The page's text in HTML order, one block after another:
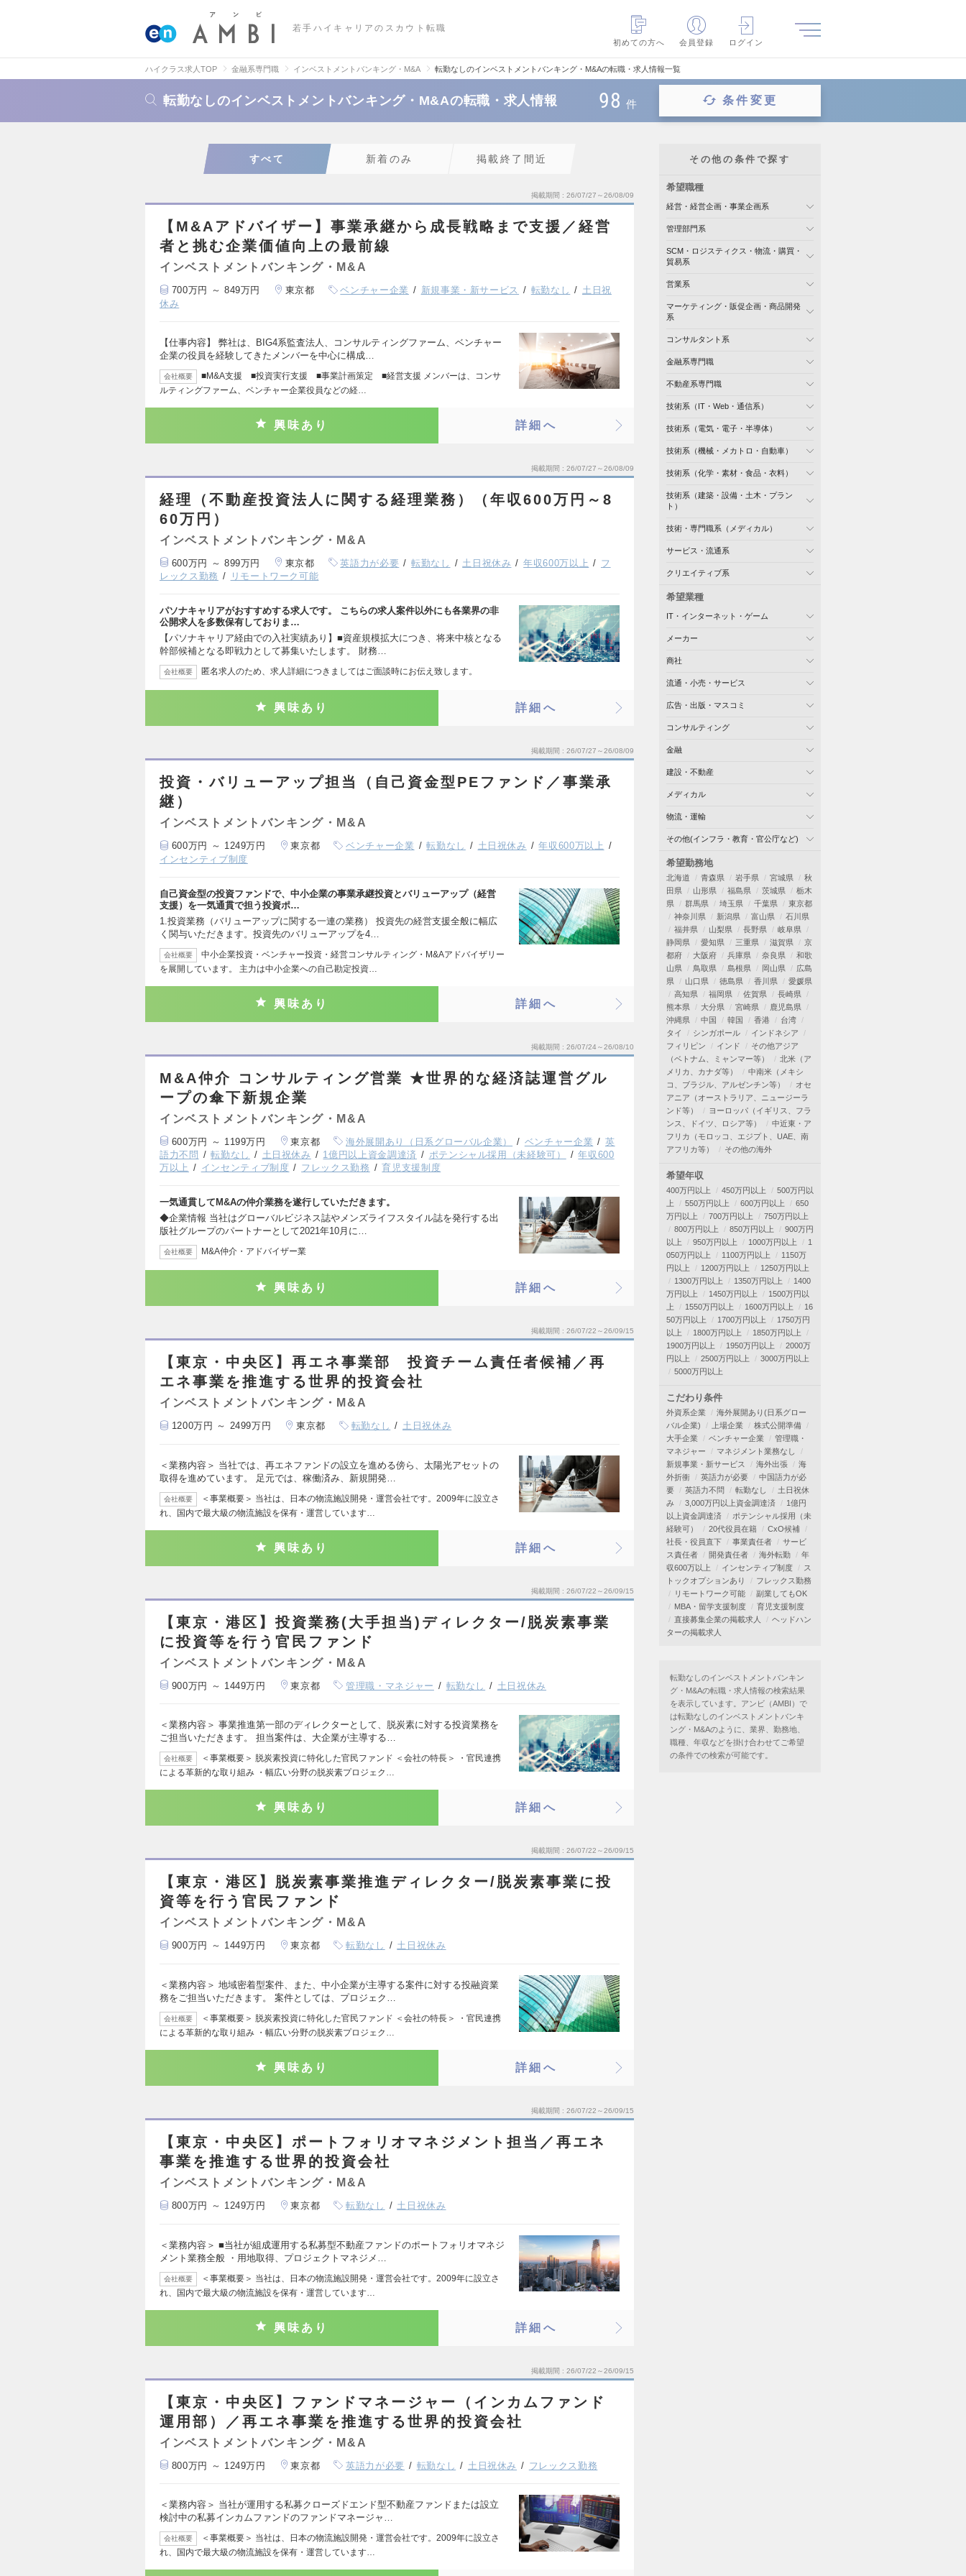
若手ハイキャリアのスカウト転職
初めての方へ
会員登録 ログイン
ハイクラス求人TOP 金融系専門職 インベストメントバンキング・M&A 転勤なしのインベストメントバンキング・M&Aの転職・求人情報一覧
転勤なしのインベストメントバンキング・M&Aの転職・求人情報 98 件 条件変更
すべて 新着のみ 掲載終了間近
掲載期間 26/07/27～26/08/09
【M&Aアドバイザー】事業承継から成長戦略まで支援／経営
者と挑む企業価値向上の最前線
インベストメントバンキング・M&A
700万円 ～ 849万円 東京都 ベンチャー企業 新規事業・新サービス 転勤なし
土日祝
休み
【仕事内容】 弊社は、BIG4系監査法人、コンサルティングファーム、ベンチャー
企業の役員を経験してきたメンバーを中心に構成…
会社概要
■M&A支援 ■投資実行支援 ■事業計画策定 ■経営支援 メンバーは、コンサ
ルティングファーム、ベンチャー企業役員などの経…
興味あり 詳細へ
掲載期間 26/07/27～26/08/09
経理（不動産投資法人に関する経理業務）（年収600万円～8
60万円）
インベストメントバンキング・M&A
600万円 ～ 899万円 東京都 英語力が必要 転勤なし 土日祝休み 年収600万以上
フ
レックス勤務
リモートワーク可能
パソナキャリアがおすすめする求人です。 こちらの求人案件以外にも各業界の非
公開求人を多数保有しておりま…
【パソナキャリア経由での入社実績あり】■資産規模拡大につき、将来中核となる
幹部候補となる即戦力として募集いたします。 財務…
会社概要 匿名求人のため、求人詳細につきましてはご面談時にお伝え致します。
興味あり 詳細へ
掲載期間 26/07/27～26/08/09
投資・バリューアップ担当（自己資金型PEファンド／事業承
継）
インベストメントバンキング・M&A
600万円 ～ 1249万円 東京都 ベンチャー企業 転勤なし 土日祝休み
年収600万以上
インセンティブ制度
自己資金型の投資ファンドで、中小企業の事業承継投資とバリューアップ（経営
支援）を一気通貫で担う投資ポ…
1.投資業務（バリューアップに関する一連の業務） 投資先の経営支援全般に幅広
く関与いただきます。投資先のバリューアップを4…
会社概要
中小企業投資・ベンチャー投資・経営コンサルティング・M&Aアドバイザリー
を展開しています。 主力は中小企業への自己勘定投資…
興味あり 詳細へ
掲載期間 26/07/24～26/08/10
M&A仲介 コンサルティング営業 ★世界的な経済誌運営グル
ープの傘下新規企業
インベストメントバンキング・M&A
600万円 ～ 1199万円 東京都 海外展開あり（日系グローバル企業） ベンチャー企業
英
語力不問
転勤なし 土日祝休み 1億円以上資金調達済 ポテンシャル採用（未経験可）
年収600
万以上
インセンティブ制度 フレックス勤務 育児支援制度
一気通貫してM&Aの仲介業務を遂行していただきます。
◆企業情報 当社はグローバルビジネス誌やメンズライフスタイル誌を発行する出
版社グループのパートナーとして2021年10月に…
会社概要 M&A仲介・アドバイザー業
興味あり 詳細へ
掲載期間 26/07/22～26/09/15
【東京・中央区】再エネ事業部 投資チーム責任者候補／再
エネ事業を推進する世界的投資会社
インベストメントバンキング・M&A
1200万円 ～ 2499万円 東京都 転勤なし 土日祝休み
＜業務内容＞ 当社では、再エネファンドの設立を進める傍ら、太陽光アセットの
取得を進めています。 足元では、稼働済み、新規開発…
会社概要
＜事業概要＞ 当社は、日本の物流施設開発・運営会社です。2009年に設立さ
れ、国内で最大級の物流施設を保有・運営しています…
興味あり 詳細へ
掲載期間 26/07/22～26/09/15
【東京・港区】投資業務(大手担当)ディレクター/脱炭素事業
に投資等を行う官民ファンド
インベストメントバンキング・M&A
900万円 ～ 1449万円 東京都 管理職・マネジャー 転勤なし 土日祝休み
＜業務内容＞ 事業推進第一部のディレクターとして、脱炭素に対する投資業務を
ご担当いただきます。 担当案件は、大企業が主導する…
会社概要
＜事業概要＞ 脱炭素投資に特化した官民ファンド ＜会社の特長＞ ・官民連携
による革新的な取り組み ・幅広い分野の脱炭素プロジェク…
興味あり 詳細へ
掲載期間 26/07/22～26/09/15
【東京・港区】脱炭素事業推進ディレクター/脱炭素事業に投
資等を行う官民ファンド
インベストメントバンキング・M&A
900万円 ～ 1449万円 東京都 転勤なし 土日祝休み
＜業務内容＞ 地域密着型案件、また、中小企業が主導する案件に対する投融資業
務をご担当いただきます。 案件としては、プロジェク…
会社概要
＜事業概要＞ 脱炭素投資に特化した官民ファンド ＜会社の特長＞ ・官民連携
による革新的な取り組み ・幅広い分野の脱炭素プロジェク…
興味あり 詳細へ
掲載期間 26/07/22～26/09/15
【東京・中央区】ポートフォリオマネジメント担当／再エネ
事業を推進する世界的投資会社
インベストメントバンキング・M&A
800万円 ～ 1249万円 東京都 転勤なし 土日祝休み
＜業務内容＞ ■当社が組成運用する私募型不動産ファンドのポートフォリオマネジ
メント業務全般 ・用地取得、プロジェクトマネジメ…
会社概要
＜事業概要＞ 当社は、日本の物流施設開発・運営会社です。2009年に設立さ
れ、国内で最大級の物流施設を保有・運営しています…
興味あり 詳細へ
掲載期間 26/07/22～26/09/15
【東京・中央区】ファンドマネージャー（インカムファンド
運用部）／再エネ事業を推進する世界的投資会社
インベストメントバンキング・M&A
800万円 ～ 1249万円 東京都 英語力が必要 転勤なし 土日祝休み フレックス勤務
＜業務内容＞ 当社が運用する私募クローズドエンド型不動産ファンドまたは設立
検討中の私募インカムファンドのファンドマネージャ…
会社概要
＜事業概要＞ 当社は、日本の物流施設開発・運営会社です。2009年に設立さ
れ、国内で最大級の物流施設を保有・運営しています…
その他の条件で探す
希望職種
経営・経営企画・事業企画系
管理部門系
SCM・ロジスティクス・物流・購買・
貿易系
営業系
マーケティング・販促企画・商品開発
系
コンサルタント系
金融系専門職
不動産系専門職
技術系（IT・Web・通信系）
技術系（電気・電子・半導体）
技術系（機械・メカトロ・自動車）
技術系（化学・素材・食品・衣料）
技術系（建築・設備・土木・プラン
ト）
技術・専門職系（メディカル）
サービス・流通系
クリエイティブ系
希望業種
IT・インターネット・ゲーム
メーカー
商社
流通・小売・サービス
広告・出版・マスコミ
コンサルティング
金融
建設・不動産
メディカル
物流・運輸
その他(インフラ・教育・官公庁など)
希望勤務地
北海道 青森県 岩手県 宮城県
秋
田県
山形県 福島県 茨城県
栃木
県
群馬県 埼玉県 千葉県
東京都
神奈川県
新潟県 富山県
石川県
福井県
山梨県 長野県
岐阜県
静岡県
愛知県 三重県 滋賀県
京
都府
大阪府 兵庫県 奈良県
和歌
山県
鳥取県 島根県 岡山県
広島
県
山口県 徳島県 香川県
愛媛県
高知県
福岡県 佐賀県
長崎県
熊本県
大分県 宮崎県
鹿児島県
沖縄県
中国 韓国 香港
台湾
タイ
シンガポール
インドネシア
フィリピン
インド
その他アジア
（ベトナム、ミャンマー等）
北米（ア
メリカ、カナダ等）
中南米（メキシ
コ、ブラジル、アルゼンチン等）
オセ
アニア（オーストラリア、ニュージーラ
ンド等）
ヨーロッパ（イギリス、フラ
ンス、ドイツ、ロシア等）
中近東・ア
フリカ（モロッコ、エジプト、UAE、南
アフリカ等）
その他の海外
希望年収
400万円以上 450万円以上
500万円以
上
550万円以上 600万円以上
650
万円以上
700万円以上
750万円以上
800万円以上
850万円以上
900万円
以上
950万円以上 1000万円以上
1
050万円以上
1100万円以上
1150万
円以上
1200万円以上
1250万円以上
1300万円以上
1350万円以上
1400
万円以上
1450万円以上
1500万円以
上
1550万円以上 1600万円以上
16
50万円以上
1700万円以上
1750万円
以上
1800万円以上
1850万円以上
1900万円以上
1950万円以上
2000万
円以上
2500万円以上
3000万円以上
5000万円以上
こだわり条件
外資系企業
海外展開あり(日系グロー
バル企業)
上場企業
株式公開準備
大手企業
ベンチャー企業
管理職・
マネジャー
マネジメント業務なし
新規事業・新サービス
海外出張
海
外折衝
英語力が必要
中国語力が必
要
英語力不問 転勤なし
土日祝休
み
3,000万円以上資金調達済
1億円
以上資金調達済
ポテンシャル採用（未
経験可）
20代役員在籍
CxO候補
社長・役員直下
事業責任者
サービ
ス責任者
開発責任者 海外転勤
年
収600万以上
インセンティブ制度
ス
トックオプションあり
フレックス勤務
リモートワーク可能
副業してもOK
MBA・留学支援制度
育児支援制度
直接募集企業の掲載求人
ヘッドハン
ターの掲載求人
転勤なしのインベストメントバンキン
グ・M&Aの転職・求人情報の検索結果
を表示しています。アンビ（AMBI）で
は転勤なしのインベストメントバンキ
ング・M&Aのように、業界、勤務地、
職種、年収などを掛け合わせてご希望
の条件での検索が可能です。